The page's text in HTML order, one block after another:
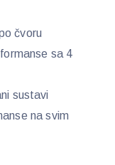
čvoru
sa 4
sustavi
na svim